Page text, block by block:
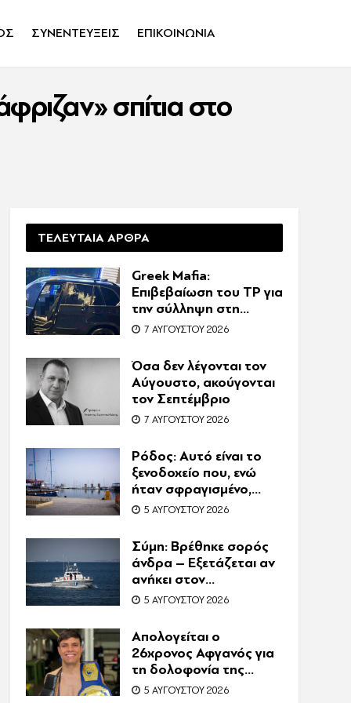
ΣΥΝΕΝΤΕΥΞΕΙΣ ΕΠΙΚΟΙΝΩΝΙΑ
σπίτια στο
ΤΕΛΕΥΤΑΙΑ ΑΡΘΡΑ
Greek Mafia:
Επιβεβαίωση τoυ ΤP για
την σύλληψη στη
Γερμανία – Ένας ακόμη
τον θάνατο του
Ζαμπούνη
7 ΑΥΓΟΎΣΤΟΥ 2026
Όσα δεν λέγονται τον
Αύγουστο, ακούγονται
τον Σεπτέμβριο
7 ΑΥΓΟΎΣΤΟΥ 2026
Ρόδος: Αυτό είναι το
ξενοδοχείο που, ενώ
ήταν σφραγισμένο,
λειτουργούσε κανονικά
Συνελήφθη η
συνιδιοκτήτρια
5 ΑΥΓΟΎΣΤΟΥ 2026
Σύμη: Βρέθηκε σορός
άνδρα – Εξετάζεται αν
ανήκει στον
αγνοούμενο Γερμανό
5 ΑΥΓΟΎΣΤΟΥ 2026
Απολογείται ο
26χρονος Αφγανός για
τη δολοφονία της
Βρετανίδας στην
5 ΑΥΓΟΎΣΤΟΥ 2026